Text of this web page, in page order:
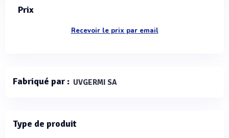
Prix
Recevoir le prix par email
Fabriqué par : UVGERMI SA
Type de produit